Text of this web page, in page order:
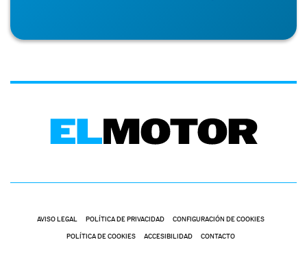
AVISO LEGAL POLÍTICA DE PRIVACIDAD CONFIGURACIÓN DE COOKIES
POLÍTICA DE COOKIES ACCESIBILIDAD CONTACTO